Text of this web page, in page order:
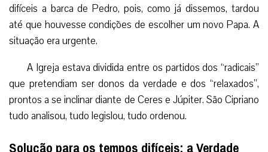
difíceis a barca de Pedro, pois, como já dissemos, tardou
até que houvesse condições de escolher um novo Papa. A
situação era urgente.
A Igreja estava dividida entre os partidos dos “radicais”
que pretendiam ser donos da verdade e dos “relaxados”,
prontos a se inclinar diante de Ceres e Júpiter. São Cipriano
tudo analisou, tudo legislou, tudo ordenou.